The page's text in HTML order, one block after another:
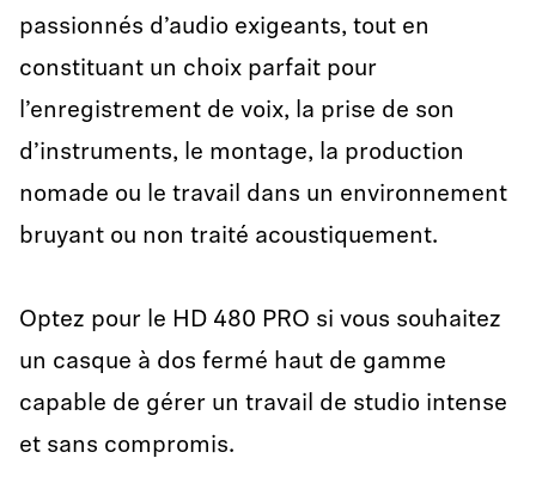
passionnés d’audio exigeants, tout en
constituant un choix parfait pour
l’enregistrement de voix, la prise de son
d’instruments, le montage, la production
nomade ou le travail dans un environnement
bruyant ou non traité acoustiquement.
Optez pour le HD 480 PRO si vous souhaitez
un casque à dos fermé haut de gamme
capable de gérer un travail de studio intense
et sans compromis.